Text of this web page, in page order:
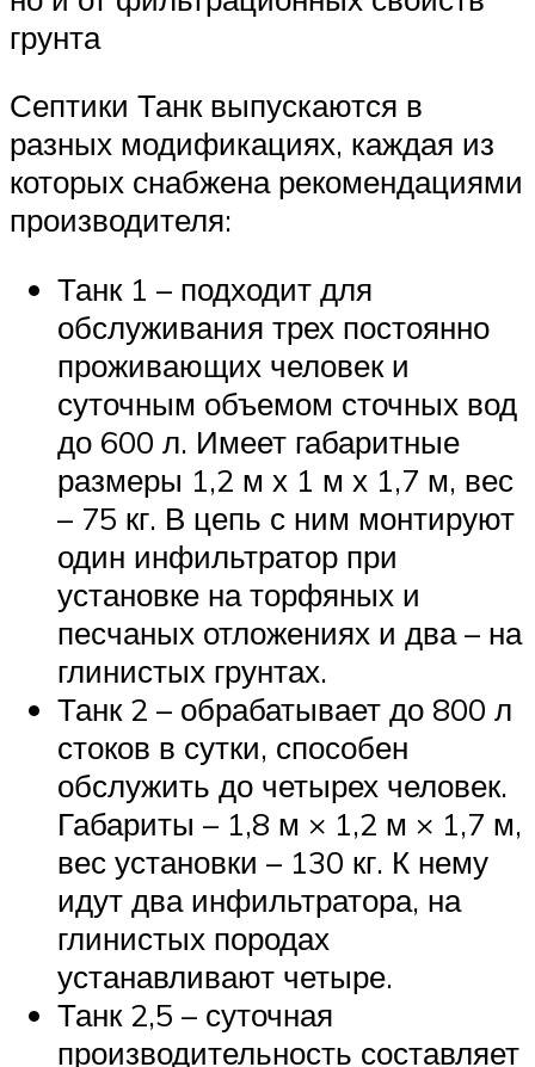
грунта
Септики Танк выпускаются в
разных модификациях, каждая из
которых снабжена рекомендациями
производителя:
Танк 1 – подходит для
обслуживания трех постоянно
проживающих человек и
суточным объемом сточных вод
до 600 л. Имеет габаритные
размеры 1,2 м х 1 м х 1,7 м, вес
– 75 кг. В цепь с ним монтируют
один инфильтратор при
установке на торфяных и
песчаных отложениях и два – на
глинистых грунтах.
Танк 2 – обрабатывает до 800 л
стоков в сутки, способен
обслужить до четырех человек.
Габариты – 1,8 м × 1,2 м × 1,7 м,
вес установки – 130 кг. К нему
идут два инфильтратора, на
глинистых породах
устанавливают четыре.
Танк 2,5 – суточная
производительность составляет